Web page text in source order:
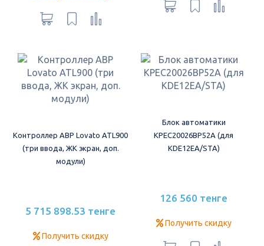
Контроллер АВР Lovato ATL900
(три ввода, ЖК экран, доп.
модули)
5 715 898.53 тенге
Получить скидку
Блок автоматики
KPEC20026BP52A (для
KDE12EA/STA)
126 560 тенге
Получить скидку